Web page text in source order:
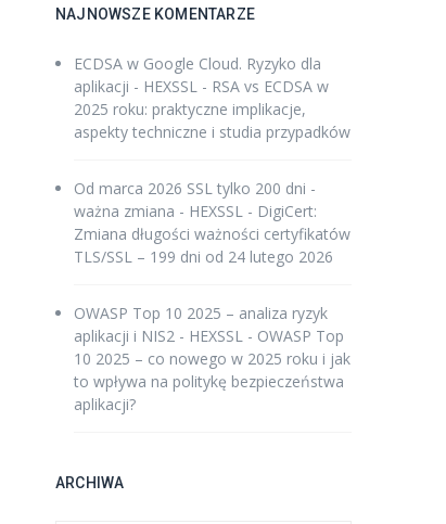
NAJNOWSZE KOMENTARZE
ECDSA w Google Cloud. Ryzyko dla
aplikacji - HEXSSL - RSA vs ECDSA w
2025 roku: praktyczne implikacje,
aspekty techniczne i studia przypadków
Od marca 2026 SSL tylko 200 dni -
ważna zmiana - HEXSSL - DigiCert:
Zmiana długości ważności certyfikatów
TLS/SSL – 199 dni od 24 lutego 2026
OWASP Top 10 2025 – analiza ryzyk
aplikacji i NIS2 - HEXSSL - OWASP Top
10 2025 – co nowego w 2025 roku i jak
to wpływa na politykę bezpieczeństwa
aplikacji?
ARCHIWA